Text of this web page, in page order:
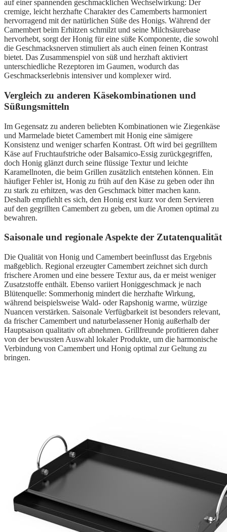
auf einer spannenden geschmacklichen Wechselwirkung: Der
cremige, leicht herzhafte Charakter des Camemberts harmoniert
hervorragend mit der natürlichen Süße des Honigs. Während der
Camembert beim Erhitzen schmilzt und seine Milchsäurebase
hervorhebt, sorgt der Honig für eine süße Komponente, die sowohl
die Geschmacksnerven stimuliert als auch einen feinen Kontrast
bietet. Das Zusammenspiel von süß und herzhaft aktiviert
unterschiedliche Rezeptoren im Gaumen, wodurch das
Geschmackserlebnis intensiver und komplexer wird.
Vergleich zu anderen Käsekombinationen und
Süßungsmitteln
Im Gegensatz zu anderen beliebten Kombinationen wie Ziegenkäse
und Marmelade bietet Camembert mit Honig eine sämigere
Konsistenz und weniger scharfen Kontrast. Oft wird bei gegrilltem
Käse auf Fruchtaufstriche oder Balsamico-Essig zurückgegriffen,
doch Honig glänzt durch seine flüssige Textur und leichte
Karamellnoten, die beim Grillen zusätzlich entstehen können. Ein
häufiger Fehler ist, Honig zu früh auf den Käse zu geben oder ihn
zu stark zu erhitzen, was den Geschmack bitter machen kann.
Deshalb empfiehlt es sich, den Honig erst kurz vor dem Servieren
auf den gegrillten Camembert zu geben, um die Aromen optimal zu
bewahren.
Saisonale und regionale Aspekte der Zutatenqualität
Die Qualität von Honig und Camembert beeinflusst das Ergebnis
maßgeblich. Regional erzeugter Camembert zeichnet sich durch
frischere Aromen und eine bessere Textur aus, da er meist weniger
Zusatzstoffe enthält. Ebenso variiert Honiggeschmack je nach
Blütenquelle: Sommerhonig mindert die herzhafte Wirkung,
während beispielsweise Wald- oder Rapshonig warme, würzige
Nuancen verstärken. Saisonale Verfügbarkeit ist besonders relevant,
da frischer Camembert und naturbelassener Honig außerhalb der
Hauptsaison qualitativ oft abnehmen. Grillfreunde profitieren daher
von der bewussten Auswahl lokaler Produkte, um die harmonische
Verbindung von Camembert und Honig optimal zur Geltung zu
bringen.